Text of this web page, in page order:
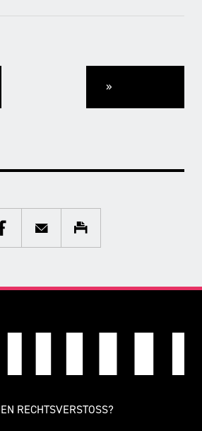
»
Facebook
RECHTSVERSTOSS?